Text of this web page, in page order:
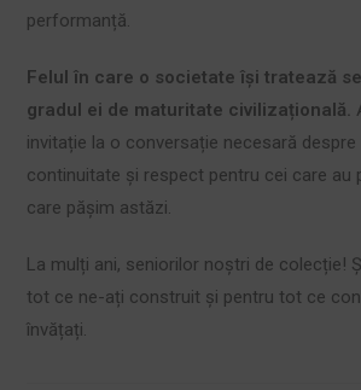
performanță.
Felul în care o societate își tratează
gradul ei de maturitate civilizațională.
invitație la o conversație necesară despre
continuitate și respect pentru cei care au
care pășim astăzi.
La mulți ani, seniorilor noștri de colecție!
tot ce ne-ați construit și pentru tot ce
învățați.